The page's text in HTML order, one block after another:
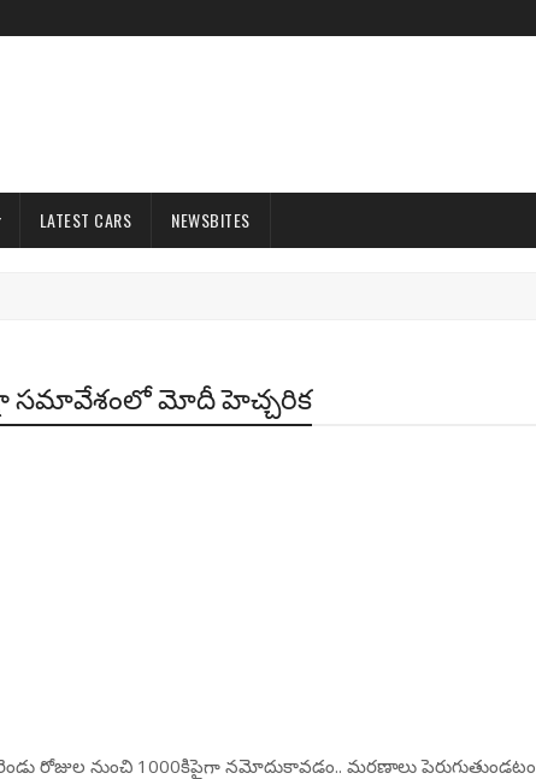
LATEST CARS NEWSBITES
సమావేశంలో మోదీ హెచ్చరిక
రోజుల నుంచి 1000కిపైగా నమోదుకావడం.. మరణాలు పెరుగుతుండటం